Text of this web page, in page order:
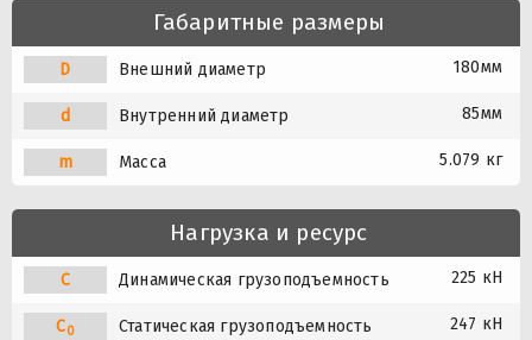
Габаритные размеры
D Внешний диаметр 180мм
d Внутренний диаметр 85мм
m Масса 5.079 кг
Нагрузка и ресурс
C Динамическая грузоподъемность 225 кН
C0 Статическая грузоподъемность 247 кН